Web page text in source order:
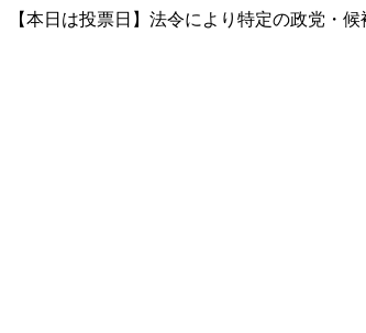
【本日は投票日】法令により特定の政党・